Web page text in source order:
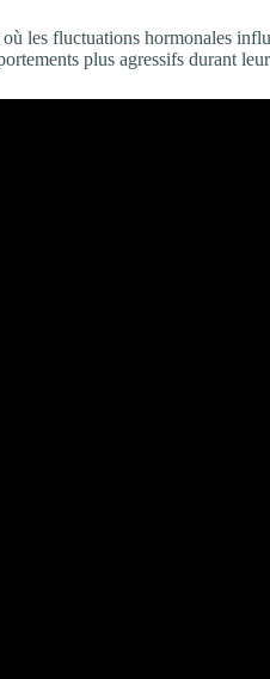
les fluctuations hormonales
plus agressifs durant